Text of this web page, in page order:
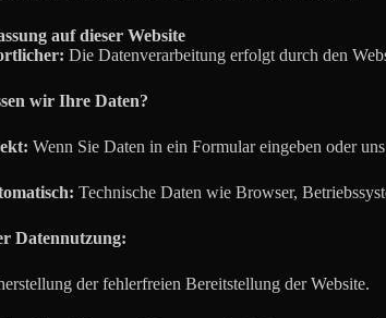
auf dieser Website
Die Datenverarbeitung erfolgt durch den
wir Ihre Daten?
Wenn Sie Daten in ein Formular eingeben oder
Technische Daten wie Browser,
Datennutzung:
der fehlerfreien Bereitstellung der Website.